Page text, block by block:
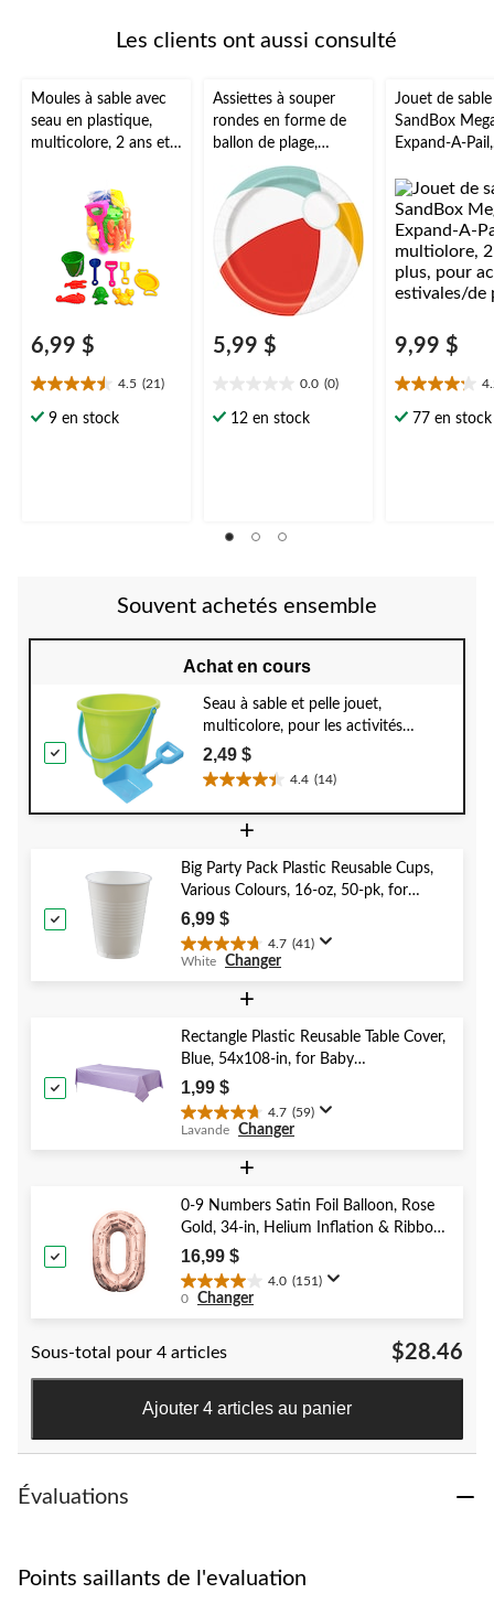
Les clients ont aussi consulté
Moules à sable avec
seau en plastique,
multicolore, 2 ans et
estivales/plage, paq. 9
6,99 $
4.5 (21)
4.5
étoile(s)
9 en stock
Assiettes à souper
rondes en forme de
ballon de plage,
piscine estivale, 9 po,
paq. 8
5,99 $
0.0 (0)
étoile(s)
12 en stock
Jouet de sable
SandBox
Expand-A-Pail,
plus, pour
estivales/de
9,99 $
4.2
étoile(s)
77 en stock
Souvent achetés ensemble
Achat en cours
Seau à sable et pelle jouet,
multicolore, pour les activités
estivales et de plage
2,49 $
4.4 (14)
4.4
étoile(s)
14
évaluations
+
Big Party Pack Plastic Reusable Cups,
Various Colours, 16-oz, 50-pk, for
Christmas/Thanksgiving/New Year's
Eve/Birthday Party
6,99 $
4.7 (41)
4.7
étoile(s)
41
évaluations
White Changer
+
Rectangle Plastic Reusable Table Cover,
Blue, 54x108-in, for Baby
Shower/Hanukkah/Birthday Party
1,99 $
4.7 (59)
4.7
étoile(s)
59
évaluations
Lavande Changer
+
0-9 Numbers Satin Foil Balloon, Rose
Gold, 34-in, Helium Inflation & Ribbon
Included for Birthday/Graduation/New
Year's Eve/Anniversary
16,99 $
4.0 (151)
4.0
étoile(s)
5.
0 Changer
Sous-total pour 4 articles $28.46
Ajouter 4 articles au panier
Évaluations
Points saillants de l'evaluation